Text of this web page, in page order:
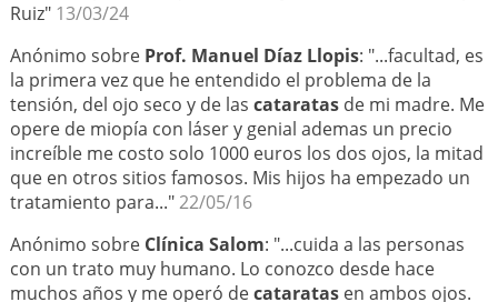
Ruiz" 13/03/24
Anónimo sobre Prof. Manuel Díaz Llopis: "...facultad, es
la primera vez que he entendido el problema de la
tensión, del ojo seco y de las cataratasde mi madre. Me
opere de miopía con láser y genial ademas un precio
increíble me costo solo 1000 euros los dos ojos, la mitad
que en otros sitios famosos. Mis hijos ha empezado un
tratamiento para..."22/05/16
Anónimo sobre Clínica Salom: "...cuida a las personas
con un trato muy humano. Lo conozco desde hace
muchos años y me operó decataratasen ambos ojos.